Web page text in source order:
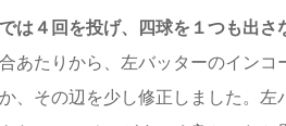
４回を投げ、四球を１つも出さ
あたりから、左バッターのイン
、その辺を少し修正しました。